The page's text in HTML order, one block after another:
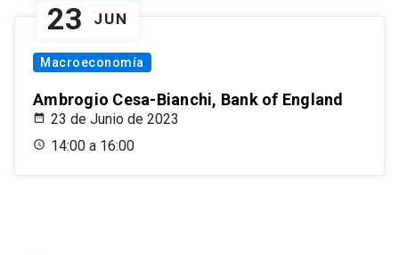
23 JUN
Macroeconomía
Ambrogio Cesa-Bianchi, Bank of England
23 de Junio de 2023
14:00 a 16:00